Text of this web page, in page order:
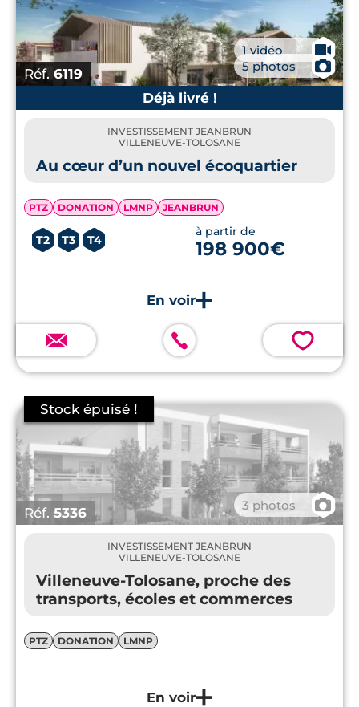
Réf. 6119
1 vidéo 🎥
5 photos
📷
Déjà livré !
INVESTISSEMENT JEANBRUN
VILLENEUVE-TOLOSANE
Au cœur d’un nouvel écoquartier
PTZ DONATION LMNP JEANBRUN
T2 T3 T4
à partir de
198 900€
💗
Réf. 5336 3 photos 📷
INVESTISSEMENT JEANBRUN
VILLENEUVE-TOLOSANE
Villeneuve-Tolosane, proche des
transports, écoles et commerces
PTZ DONATION LMNP